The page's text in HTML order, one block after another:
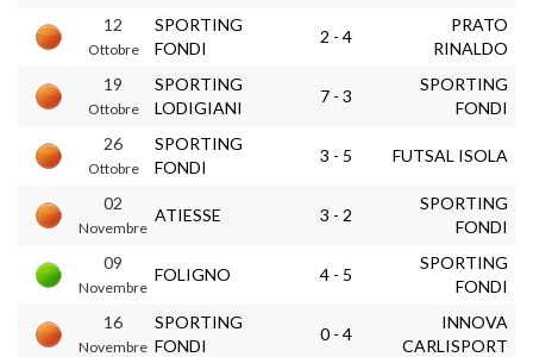
12
Ottobre
SPORTING
FONDI
2 - 4
PRATO
RINALDO
19
Ottobre
SPORTING
LODIGIANI
7 - 3
SPORTING
FONDI
26
Ottobre
SPORTING
FONDI
3 - 5 FUTSAL ISOLA
02
Novembre
ATIESSE 3 - 2
SPORTING
FONDI
09
Novembre
FOLIGNO 4 - 5
SPORTING
FONDI
16
Novembre
SPORTING
FONDI
0 - 4
INNOVA
CARLISPORT